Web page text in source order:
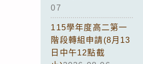
07
115學年度高二第一
階段轉組申請(8月13
日中午12點截